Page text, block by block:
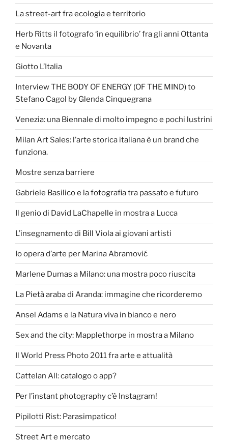
La street-art fra ecologia e territorio
Herb Ritts il fotografo ‘in equilibrio’ fra gli anni Ottanta
e Novanta
Giotto L’Italia
Interview THE BODY OF ENERGY (OF THE MIND) to
Stefano Cagol by Glenda Cinquegrana
Venezia: una Biennale di molto impegno e pochi lustrini
Milan Art Sales: l’arte storica italiana è un brand che
funziona.
Mostre senza barriere
Gabriele Basilico e la fotografia tra passato e futuro
Il genio di David LaChapelle in mostra a Lucca
L’insegnamento di Bill Viola ai giovani artisti
Io opera d’arte per Marina Abramović
Marlene Dumas a Milano: una mostra poco riuscita
La Pietà araba di Aranda: immagine che ricorderemo
Ansel Adams e la Natura viva in bianco e nero
Sex and the city: Mapplethorpe in mostra a Milano
Il World Press Photo 2011 fra arte e attualità
Cattelan All: catalogo o app?
Per l’instant photography c’è Instagram!
Pipilotti Rist: Parasimpatico!
Street Art e mercato